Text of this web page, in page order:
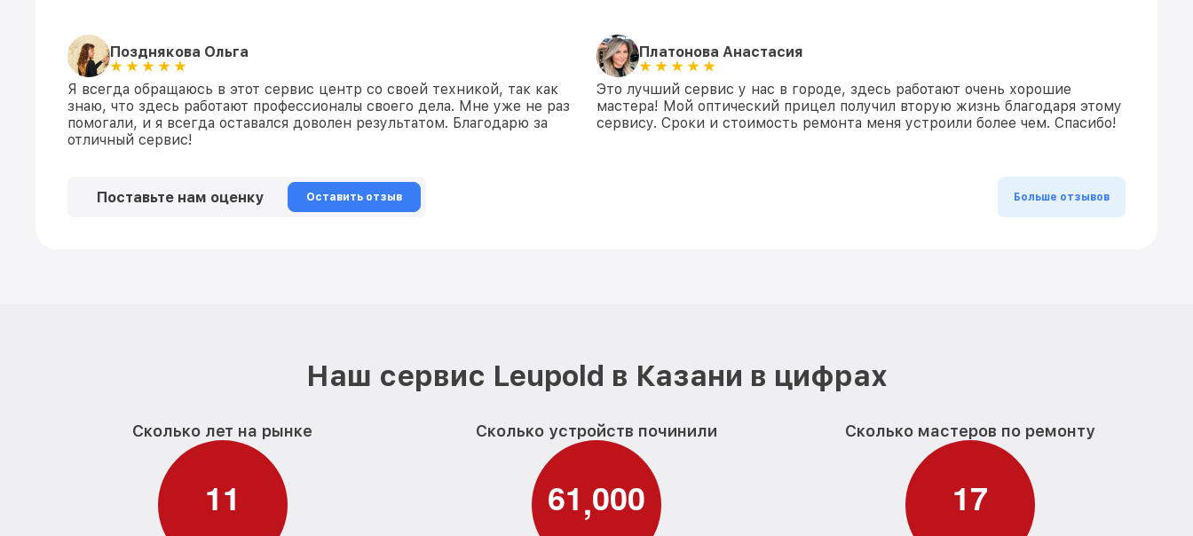
Позднякова Ольга
Я всегда обращаюсь в этот сервис центр со своей техникой, так как
знаю, что здесь работают профессионалы своего дела. Мне уже не раз
помогали, и я всегда оставался доволен результатом. Благодарю за
отличный сервис!
Платонова Анастасия
Это лучший сервис у нас в городе, здесь работают очень хорошие
мастера! Мой оптический прицел получил вторую жизнь благодаря этому
сервису. Сроки и стоимость ремонта меня устроили более чем. Спасибо!
Поставьте нам оценку Оставить отзыв Больше отзывов
Наш сервис Leupold в Казани в цифрах
Сколько лет на рынке
11
Сколько устройств починили
61,000
Сколько мастеров по ремонту
17